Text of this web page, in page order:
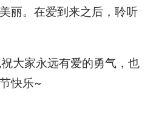
丽。在爱到来之后，聆听
大家永远有爱的勇气，也
快乐~